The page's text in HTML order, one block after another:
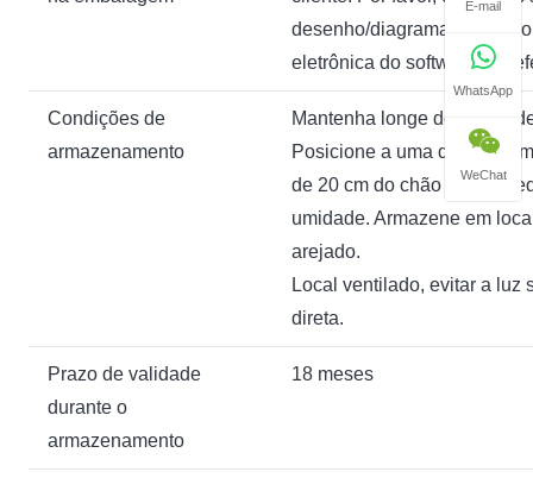
desenho/diagrama; a versão
eletrônica do software é
Condições de
armazenamento
Mantenha longe de fontes
Posicione a uma distância
de 20 cm do chão e da
umidade. Armazene em
arejado.
Local ventilado, evitar a luz
direta.
Prazo de validade
durante o
armazenamento
18 meses
E-mail
WhatsApp
WeChat